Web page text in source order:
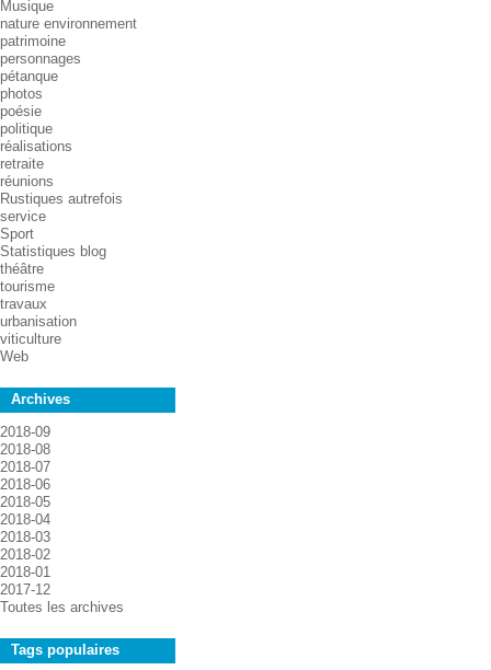
Musique
nature environnement
patrimoine
personnages
pétanque
photos
poésie
politique
réalisations
retraite
réunions
Rustiques autrefois
service
Sport
Statistiques blog
théâtre
tourisme
travaux
urbanisation
viticulture
Web
Archives
2018-09
2018-08
2018-07
2018-06
2018-05
2018-04
2018-03
2018-02
2018-01
2017-12
Toutes les archives
Tags populaires